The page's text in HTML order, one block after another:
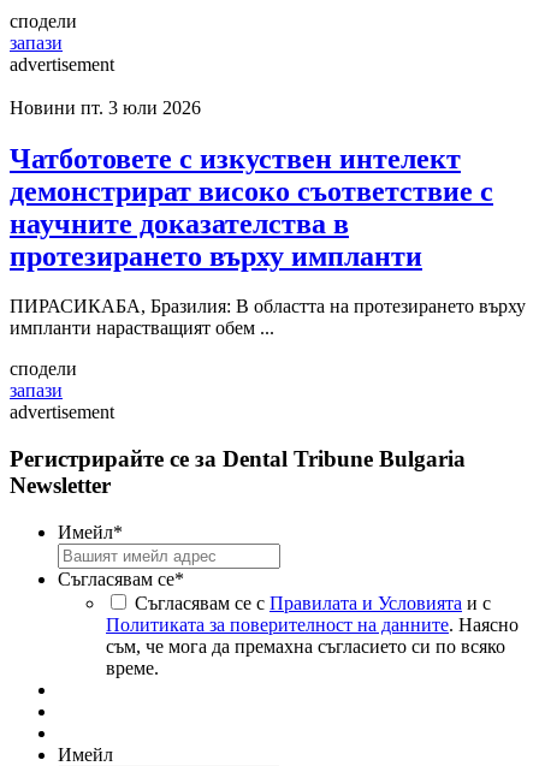
сподели
запази
advertisement
Новини пт. 3 юли 2026
Чатботовете с изкуствен интелект
демонстрират високо съответствие с
научните доказателства в
протезирането върху импланти
ПИРАСИКАБА, Бразилия: В областта на протезирането върху
импланти нарастващият обем ...
сподели
запази
advertisement
Регистрирайте се за Dental Tribune Bulgaria
Newsletter
Имейл*
Съгласявам се*
Съгласявам се с Правилата и Условията и с
Политиката за поверителност на данните. Наясно
съм, че мога да премахна съгласието си по всяко
време.
Имейл